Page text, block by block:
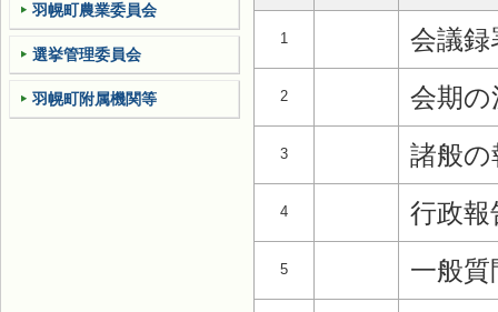
1 会議録
2 会期の
3 諸般の
4 行政報
5
一般質
羽幌町農業委員会
選挙管理委員会
羽幌町附属機関等